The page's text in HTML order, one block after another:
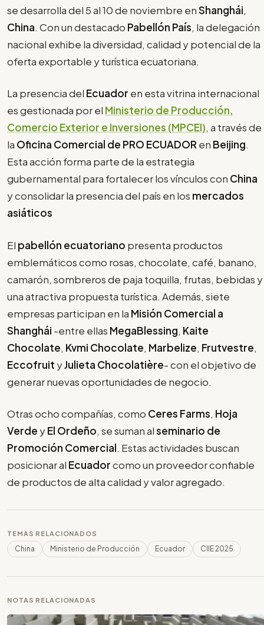
se desarrolla del 5 al 10 de noviembre enShanghái,
China. Con un destacado Pabellón País, la delegación
nacional exhibe la diversidad, calidad y potencial de la
oferta exportable y turística ecuatoriana.
La presencia del Ecuador en esta vitrina internacional
es gestionada por el Ministerio de Producción,
Comercio Exterior e Inversiones (MPCEI), a través de
la Oficina Comercial de PRO ECUADOR en Beijing.
Esta acción forma parte de la estrategia
gubernamental para fortalecer los vínculos con China
y consolidar la presencia del país en los mercados
asiáticos
El pabellón ecuatoriano presenta productos
emblemáticos como rosas, chocolate, café, banano,
camarón, sombreros de paja toquilla, frutas, bebidas y
una atractiva propuesta turística. Además, siete
empresas participan en la Misión Comercial a
Shanghái -entre ellas MegaBlessing, Kaite
Chocolate, Kvmi Chocolate, Marbelize, Frutvestre,
Eccofruit yJulieta Chocolatière- con el objetivo de
generar nuevas oportunidades de negocio.
Otras ocho compañías, como Ceres Farms, Hoja
Verde yEl Ordeño, se suman alseminario de
Promoción Comercial. Estas actividades buscan
posicionar al Ecuadorcomo un proveedor confiable
de productos de alta calidad y valor agregado.
TEMAS RELACIONADOS
China Ministerio de Producción Ecuador CIIE 2025
NOTAS RELACIONADAS